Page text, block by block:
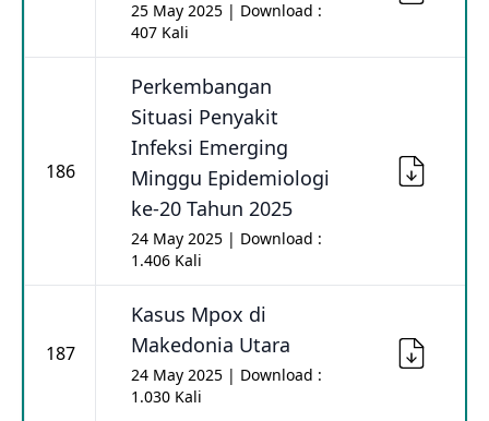
25 May 2025 | Download :
407 Kali
186
Perkembangan
Situasi Penyakit
Infeksi Emerging
Minggu Epidemiologi
ke-20 Tahun 2025
24 May 2025 | Download :
1.406 Kali
187
Kasus Mpox di
Makedonia Utara
24 May 2025 | Download :
1.030 Kali